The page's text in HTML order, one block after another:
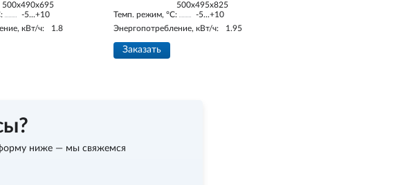
500x490x695
-5...+10
кВт/ч:
1.8
500x495x825
Темп. режим, °С:
-5...+10
Энергопотребление, кВт/ч:
1.95
Заказать
ниже — мы свяжемся